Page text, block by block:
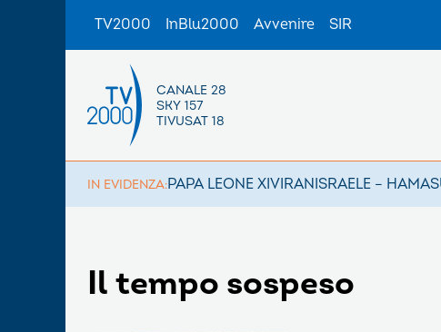
TV2000 InBlu2000 Avvenire SIR
CANALE 28
SKY 157
TIVUSAT 18
IN EVIDENZA:PAPA LEONE XIVIRANISRAELE – HAMAS
Il tempo sospeso